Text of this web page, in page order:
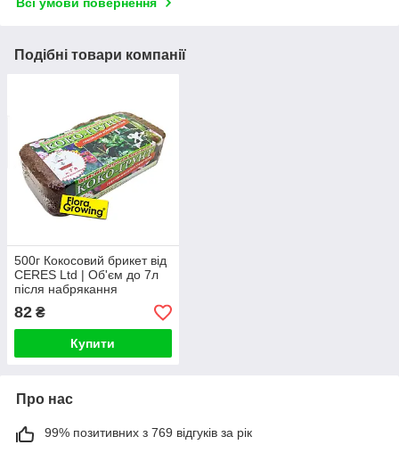
Подібні товари компанії
500г Кокосовий брикет від
CERES Ltd | Об'єм до 7л
після набрякання
82 ₴
Купити
Про нас
99% позитивних з 769 відгуків за рік